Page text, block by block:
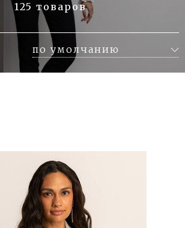
125 товаров